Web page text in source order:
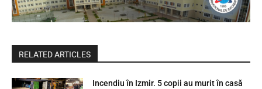
RELATED ARTICLES
Incendiu în Izmir. 5 copii au murit în casă